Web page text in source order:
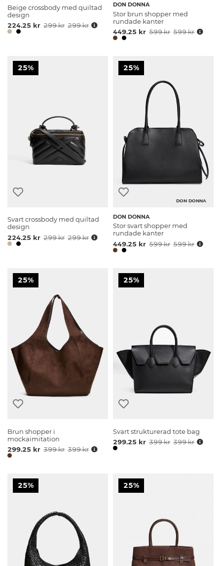
Beige crossbody med quiltad
design
224.25 kr 299 kr 299 kr
DON DONNA
Stor brun shopper med
rundade kanter
449.25 kr 599 kr 599 kr
25%
Svart crossbody med quiltad
design
224.25 kr 299 kr 299 kr
25%
DON DONNA
DON DONNA
Stor svart shopper med
rundade kanter
449.25 kr 599 kr 599 kr
25%
Brun shopper i
mockaimitation
299.25 kr 399 kr 399 kr
25%
Svart strukturerad tote bag
299.25 kr 399 kr 399 kr
25% 25%